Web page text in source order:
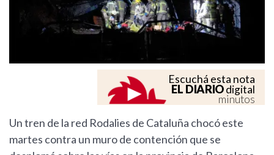
Escuchá esta nota
EL DIARIOdigital
minutos
Un tren de la red Rodalies de Cataluña chocó este
martes contra un muro de contención que se